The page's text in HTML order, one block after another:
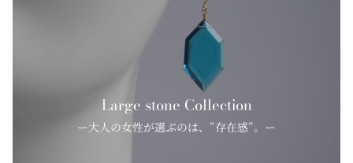
Large stone Collection
ー大人の女性が選ぶのは、”存在感”。ー